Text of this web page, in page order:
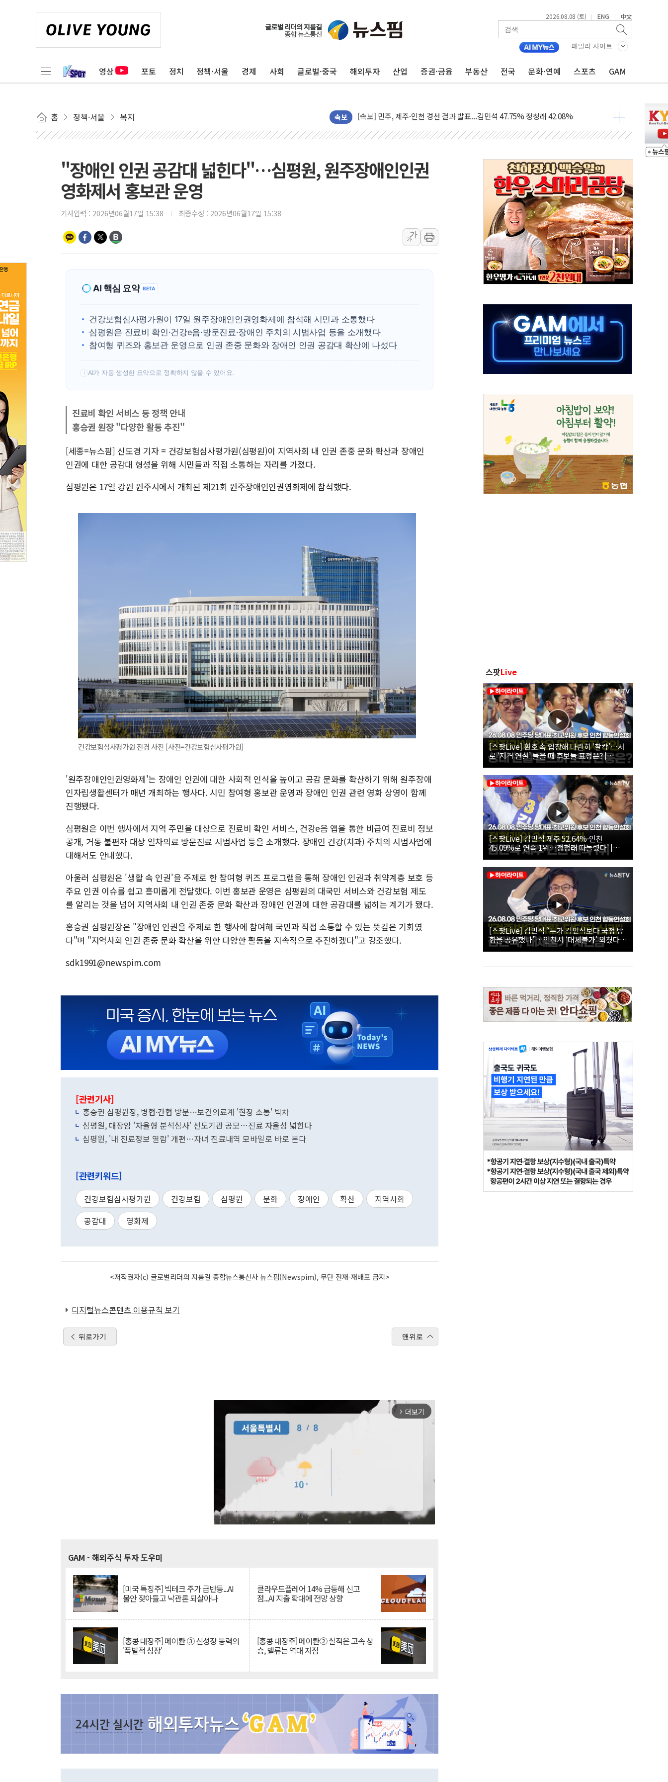
2026.08.08 (토) | ENG | 中文
패밀리 사이트
영상 포토 정치 정책·서울 경제 사회 글로벌·중국 해외투자 산업 증권·금융 부동산 전국 문화·연예 스포츠 GAM
홈 정책·서울 복지 속보
울진·영덕 '호우특보'-포항 '산사태 주의보'...경북도, 호우 피해·통제구간 없어
[종합] 김민석, 정청래에 '0.86%p' 차 재역전 성공...金 45.42% vs 鄭 44.56%
김민석, 2주차 제주·인천 경선서 정청래에 승리...47.75% vs 42.08%
인사하는 김민석 당대표 후보
[속보] 민주, 인천 경선 결과 발표...김민석 45.09% 정청래 43.27% 송영길 11.63%
[속보] 민주, 제주 경선 결과 발표...김민석 52.64% 정청래 39.89% 송영길 7.47%
美, 이란전 출구전략 만지작…공습 한계·탄약 부족 현실화
강릉·동해·삼척 시간당 최대 50㎜ 폭우…강원 동해안 강한 비 이어져
폐기물 수거하다 참변…60대 환경미화원 수거차에 치여 사망
서울 중랑구 주택가서 흉기 난동…60대 남성 2명 숨져
李대통령 "결혼 때문에 손해 보는 일 없게"…'결혼 페널티' 22개 과제 손본다
여수 오동도 인근 해상서 모터보트 전복…1명 사망·1명 실종
추미애, '위안부' 피해자 기림의 날 참석..."국제적 시민 연대로 목소리 내야"
인천 선재도 갯벌서 해루질 중 실종 60대 나흘만에 숨진 채 발견
인천서 말다툼 중 어머니 흉기 살해 10대 아들 체포
李대통령, ISA 개편 재검토 지시…與 "적극 환영"·野 "졸속 국정"
"장애인 인권 공감대 넓힌다"…심평원, 원주장애인인권
영화제서 홍보관 운영
기사입력 : 2026년06월17일 15:38 최종수정 : 2026년06월17일 15:38
가
가
AI 핵심 요약 BETA
건강보험심사평가원이 17일 원주장애인인권영화제에 참석해 시민과 소통했다
심평원은 진료비 확인·건강e음·방문진료·장애인 주치의 시범사업 등을 소개했다
참여형 퀴즈와 홍보관 운영으로 인권 존중 문화와 장애인 인권 공감대 확산에 나섰다
! AI가 자동 생성한 요약으로 정확하지 않을 수 있어요.
진료비 확인 서비스 등 정책 안내
홍승권 원장 "다양한 활동 추진"
[세종=뉴스핌] 신도경 기자 = 건강보험심사평가원(심평원)이 지역사회 내 인권 존중 문화 확산과 장애인
인권에 대한 공감대 형성을 위해 시민들과 직접 소통하는 자리를 가졌다.
심평원은 17일 강원 원주시에서 개최된 제21회 원주장애인인권영화제에 참석했다.
건강보험심사평가원 전경 사진 [사진=건강보험심사평가원]
'원주장애인인권영화제'는 장애인 인권에 대한 사회적 인식을 높이고 공감 문화를 확산하기 위해 원주장애
인자립생활센터가 매년 개최하는 행사다. 시민 참여형 홍보관 운영과 장애인 인권 관련 영화 상영이 함께
진행됐다.
심평원은 이번 행사에서 지역 주민을 대상으로 진료비 확인 서비스, 건강e음 앱을 통한 비급여 진료비 정보
공개, 거동 불편자 대상 일차의료 방문진료 시범사업 등을 소개했다. 장애인 건강(치과) 주치의 시범사업에
대해서도 안내했다.
아울러 심평원은 '생활 속 인권'을 주제로 한 참여형 퀴즈 프로그램을 통해 장애인 인권과 취약계층 보호 등
주요 인권 이슈를 쉽고 흥미롭게 전달했다. 이번 홍보관 운영은 심평원의 대국민 서비스와 건강보험 제도
를 알리는 것을 넘어 지역사회 내 인권 존중 문화 확산과 장애인 인권에 대한 공감대를 넓히는 계기가 됐다.
홍승권 심평원장은 "장애인 인권을 주제로 한 행사에 참여해 국민과 직접 소통할 수 있는 뜻깊은 기회였
다"며 "지역사회 인권 존중 문화 확산을 위한 다양한 활동을 지속적으로 추진하겠다"고 강조했다.
sdk1991@newspim.com
[관련기사]
홍승권 심평원장, 병협·간협 방문…보건의료계 '현장 소통' 박차
심평원, 대장암 '자율형 분석심사' 선도기관 공모…진료 자율성 넓힌다
심평원, '내 진료정보 열람' 개편…자녀 진료내역 모바일로 바로 본다
[관련키워드]
건강보험심사평가원 건강보험 심평원 문화 장애인 확산
지역사회
공감대
영화제
<저작권자(c) 글로벌리더의 지름길 종합뉴스통신사 뉴스핌(Newspim), 무단 전재-재배포 금지>
디지털뉴스콘텐츠 이용규칙 보기
뒤로가기 맨위로
arrow_forward_ios 더보기
GAM - 해외주식 투자 도우미
[미국 특징주] 빅테크 주가 급반등...AI
불안 잦아들고 낙관론 되살아나
클라우드플레어 14% 급등해 신고
점...AI 지출 확대에 전망 상향
[홍콩 대장주] 메이퇀 ③ 신성장 동력의
'폭발적 성장'
[홍콩 대장주] 메이퇀② 실적은 고속 상
승, 밸류는 역대 저점
스팟Live
[스팟Live] 환호 속 입장해 나란히 ‘찰칵’…서
로 ‘저격 연설’ 들을 때 후보들 표정은? |
26.08.08 더불어민주당 당대표·최고위원 후
보 인천 합동연설회
[스팟Live] 김민석 제주 52.64%·인천
45.09%로 연속 1위…정청래 따돌렸다’ |
26.08.08 더불어민주당 당대표·최고위원 후
보 인천 합동연설회
[스팟Live] 김민석 “누가 김민석보다 국정 방
향을 공유했나”…인천서 ‘대체불가’ 외쳤다 |
26.08.08 더불어민주당 당대표·최고위원 후